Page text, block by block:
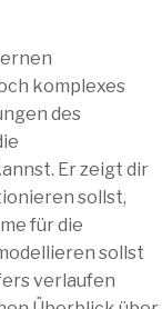
komplexes
des
Er zeigt dir
sollst,
für die
sollst
verlaufen